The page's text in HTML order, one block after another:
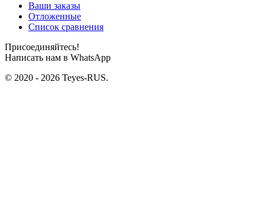
Ваши заказы
Отложенные
Список сравнения
Присоединяйтесь!
Написать нам в WhatsApp
© 2020 - 2026 Teyes-RUS.